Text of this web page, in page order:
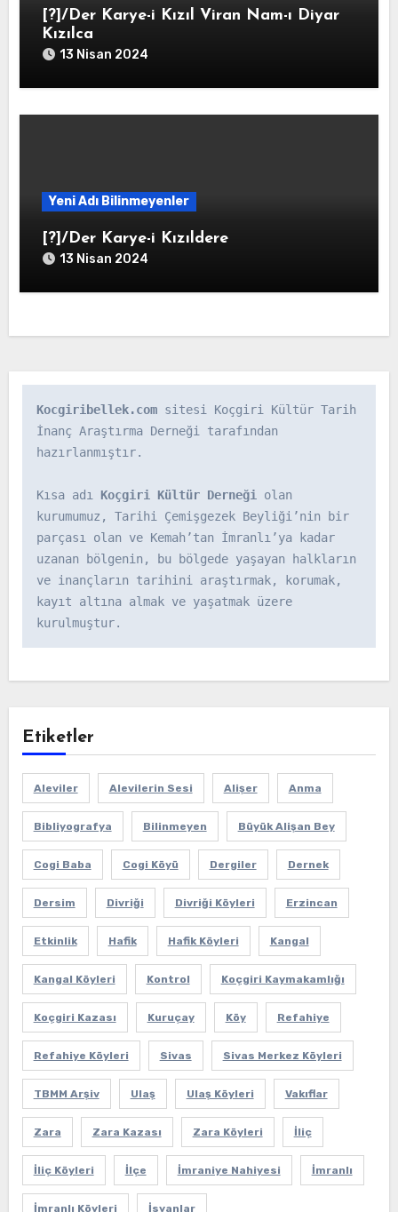
[?]/Der Karye-i Kızıl Viran Nam-ı Diyar
Kızılca
13 Nisan 2024
Yeni Adı Bilinmeyenler
[?]/Der Karye-i Kızıldere
13 Nisan 2024
Kocgiribellek.com sitesi Koçgiri Kültür Tarih
İnanç Araştırma Derneği tarafından
hazırlanmıştır.
Kısa adı Koçgiri Kültür Derneği olan
kurumumuz, Tarihi Çemişgezek Beyliği’nin bir
parçası olan ve Kemah’tan İmranlı’ya kadar
uzanan bölgenin, bu bölgede yaşayan halkların
ve inançların tarihini araştırmak, korumak,
kayıt altına almak ve yaşatmak üzere
kurulmuştur.
Etiketler
Aleviler Alevilerin Sesi Alişer Anma
Bibliyografya Bilinmeyen Büyük Alişan Bey
Cogi Baba Cogi Köyü Dergiler Dernek
Dersim Divriği Divriği Köyleri Erzincan
Etkinlik Hafik Hafik Köyleri Kangal
Kangal Köyleri Kontrol Koçgiri Kaymakamlığı
Koçgiri Kazası Kuruçay Köy Refahiye
Refahiye Köyleri Sivas Sivas Merkez Köyleri
TBMM Arşiv Ulaş Ulaş Köyleri Vakıflar
Zara Zara Kazası Zara Köyleri İliç
İliç Köyleri İlçe İmraniye Nahiyesi İmranlı
İmranlı Köyleri İsyanlar